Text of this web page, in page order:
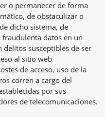
o permanecer de forma
de obstaculizar o
dicho sistema, de
datos en un
susceptibles de ser
al sitio web
de acceso, uso de la
corren a cargo del
por sus
de telecomunicaciones.